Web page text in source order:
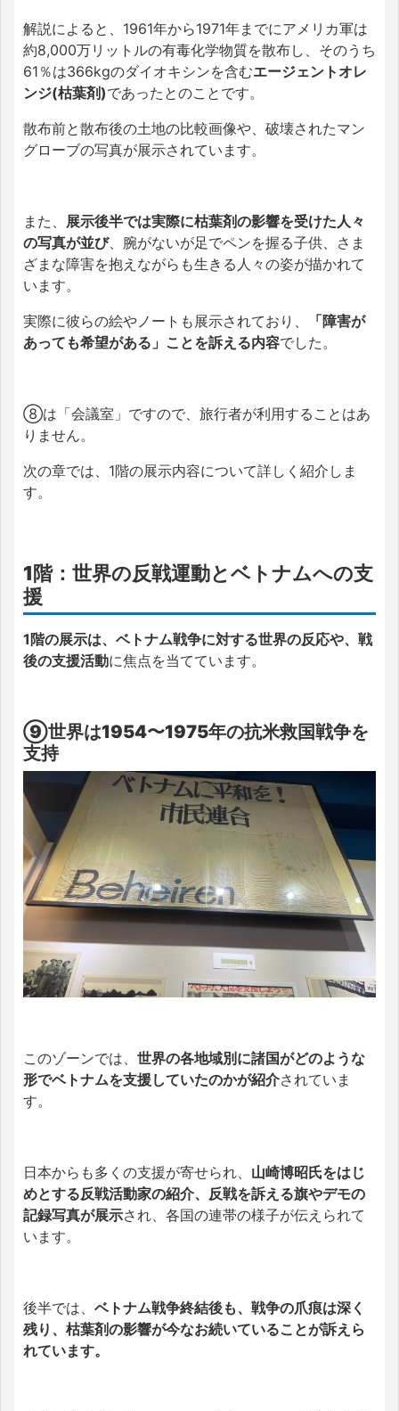
解説によると、1961年から1971年までにアメリカ軍は
約8,000万リットルの有毒化学物質を散布し、そのうち
61％は366kgのダイオキシンを含むエージェントオレ
ンジ(枯葉剤)であったとのことです。
散布前と散布後の土地の比較画像や、破壊されたマン
グローブの写真が展示されています。
また、 展示後半では実際に枯葉剤の影響を受けた人々
の写真が並び、腕がないが足でペンを握る子供、さま
ざまな障害を抱えながらも生きる人々の姿が描かれて
います。
実際に彼らの絵やノートも展示されており、
「障害が
あっても希望がある」ことを訴える内容でした。
⑧は「会議室」ですので、旅行者が利用することはあ
りません。
次の章では、1階の展示内容について詳しく紹介しま
す。
1階：世界の反戦運動とベトナムへの支
援
1階の展示は、ベトナム戦争に対する世界の反応や、戦
後の支援活動に焦点を当てています。
⑨世界は1954〜1975年の抗米救国戦争を
支持
このゾーンでは、 世界の各地域別に諸国がどのような
形でベトナムを支援していたのかが紹介されていま
す。
日本からも多くの支援が寄せられ、 山崎博昭氏をはじ
めとする反戦活動家の紹介、反戦を訴える旗やデモの
記録写真が展示され、各国の連帯の様子が伝えられて
います。
後半では、 ベトナム戦争終結後も、戦争の爪痕は深く
残り、枯葉剤の影響が今なお続いていることが訴えら
れています。